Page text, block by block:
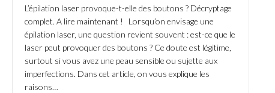
L’épilation laser provoque-t-elle des boutons ? Décryptage
complet. A lire maintenant ! Lorsqu’on envisage une
épilation laser, une question revient souvent : est-ce que le
laser peut provoquer des boutons ? Ce doute est légitime,
surtout si vous avez une peau sensible ou sujette aux
imperfections. Dans cet article, on vous explique les
raisons…